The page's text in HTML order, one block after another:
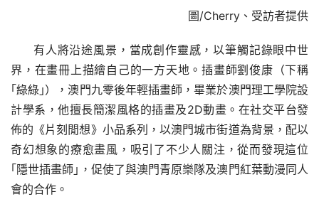
圖/Cherry、受訪者提供
有人將沿途風景，當成創作靈感，以筆觸記錄眼中世
界，在畫冊上描繪自己的一方天地。插畫師劉俊康（下稱
｢綠綠｣），澳門九零後年輕插畫師，畢業於澳門理工學院設
計學系，他擅長簡潔風格的插畫及2D動畫。在社交平台發
佈的《片刻閒想》小品系列，以澳門城市街道為背景，配以
奇幻想象的療愈畫風，吸引了不少人關注，從而發現這位
｢隱世插畫師｣，促使了與澳門青原樂隊及澳門紅葉動漫同人
會的合作。